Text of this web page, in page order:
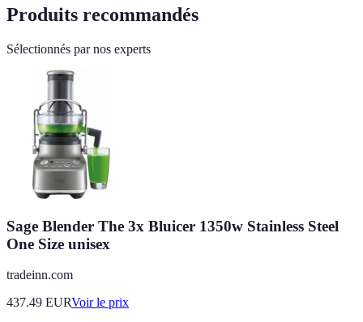
Produits recommandés
Sélectionnés par nos experts
Sage Blender The 3x Bluicer 1350w Stainless Steel
One Size unisex
tradeinn.com
437.49 EURVoir le prix